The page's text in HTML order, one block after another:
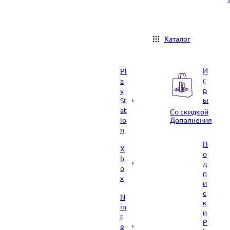
Каталог
Pl
a
y
St
at
io
n
X
b
o
x
N
in
t
e
И
г
р
ы
Со скидкой
Дополнения
П
о
д
п
и
с
к
и
P